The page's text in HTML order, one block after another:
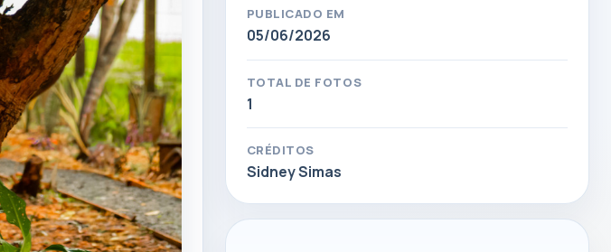
PUBLICADO EM
05/06/2026
TOTAL DE FOTOS
1
CRÉDITOS
Sidney Simas